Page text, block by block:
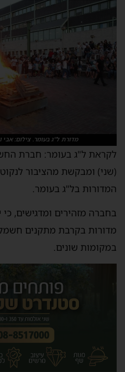
מדורת ל"ג בעומר. צילום:
לקראת ל"ג בעומר: חברת
(שני) ומבקשת מהציבור
המדורות בל"ג בעומר.
בחברה מזהירים ומדגישים,
מדורות בקרבת מתקנים
במקומות שונים.